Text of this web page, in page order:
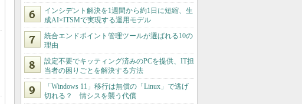
インシデント解決を1週間から約1日に短縮、生
成AI×ITSMで実現する運用モデル
統合エンドポイント管理ツールが選ばれる10の
理由
設定不要でキッティング済みのPCを提供、IT担
当者の困りごとを解決する方法
「Windows 11」移行は無償の「Linux」で逃げ
切れる？ 情シスを襲う代償